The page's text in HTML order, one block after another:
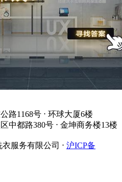
路1168号 ⋅ 环球大厦6楼
中都路380号 ⋅ 金坤商务楼13楼
服务有限公司 ⋅ 沪ICP备